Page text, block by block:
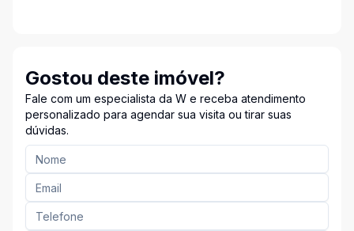
Gostou deste imóvel?
Fale com um especialista da W e receba atendimento
personalizado para agendar sua visita ou tirar suas
dúvidas.